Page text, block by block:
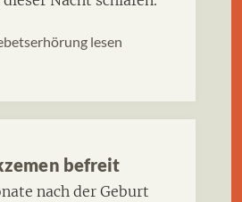
lesen
befreit
nach der Geburt